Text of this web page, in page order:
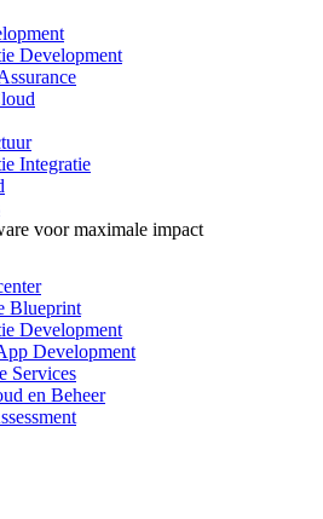
Development
Integratie
voor maximale impact
Blueprint
Development
Development
Services
en Beheer